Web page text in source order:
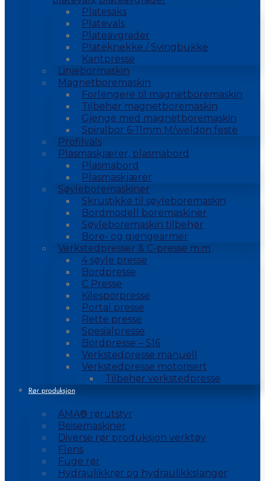
Platesaks
Platevals
Plateavgrader
Plateknekke / Svingbukke
Kantpresse
Linjebormaskin
Magnetboremaskin
Forlengere til magnetboremaskin
Tilbehør magnetboremaskin
Gjenge med magnetboremaskin
Spiralbor 6-11mm M/weldon feste
Profilvals
Plasmaskjærer, plasmabord
Plasmabord
Plasmaskjærer
Søyleboremaskiner
Skrustikke til søyleboremaskin
Bordmodell boremaskiner
Søyleboremaskin tilbehør
Bore- og gjengearmer
Verkstedpresser & C-presse m.m
4 søyle presse
Bordpresse
C Presse
Kilesporpresse
Portal presse
Rette presse
Spesialpresse
Bordpresse – S16
Verkstedpresse manuell
Verkstedpresse motorisert
Tilbehør verkstedpresse
Rør produksjon
AMA® rørutstyr
Beisemaskiner
Diverse rør produksjon verktøy
Flens
Fuge rør
Hydraulikkrør og hydraulikkslanger